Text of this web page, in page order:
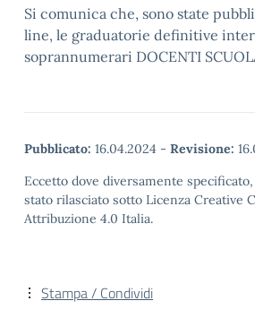
Si comunica che, sono state
line, le graduatorie definitive
soprannumerari DOCENTI
Pubblicato: 16.04.2024 - Revisione:
Eccetto dove diversamente
stato rilasciato sotto Licenza Creative
Attribuzione 4.0 Italia.
Stampa / Condividi